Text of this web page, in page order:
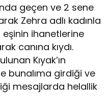
geçen ve 2 sene
Zehra adlı kadınla
eşinin ihanetlerine
canına kıydı.
Kıyak’ın
bunalıma girdiği ve
mesajlarda helallik